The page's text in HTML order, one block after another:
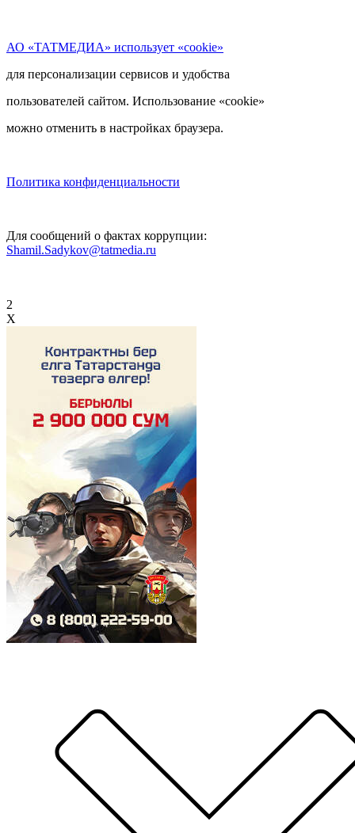
АО «ТАТМЕДИА» использует «cookie»
для персонализации сервисов и удобства
пользователей сайтом. Использование «cookie»
можно отменить в настройках браузера.
Политика конфиденциальности
Для сообщений о фактах коррупции:
Shamil.Sadykov@tatmedia.ru
2
X